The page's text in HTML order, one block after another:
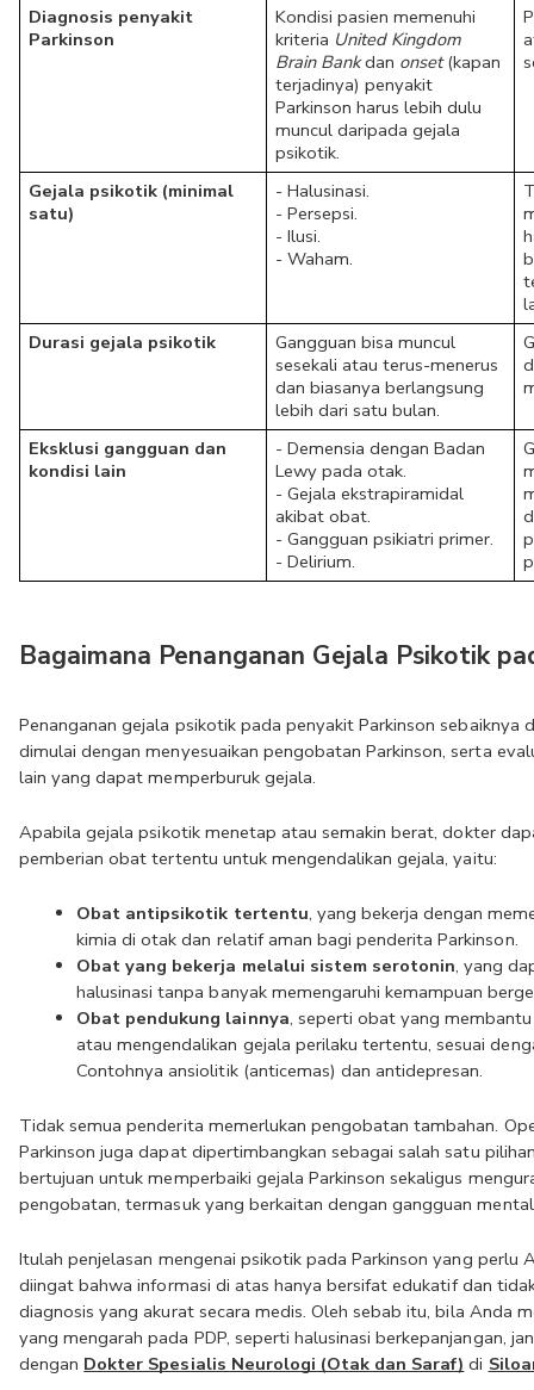
Diagnosis penyakit
Parkinson
Kondisi pasien memenuhi
kriteria United Kingdom
Brain Bank dan onset (kapan
terjadinya) penyakit
Parkinson harus lebih dulu
muncul daripada gejala
psikotik.
Gejala psikotik (minimal
satu)
- Halusinasi.
- Persepsi.
- Ilusi.
- Waham.
Durasi gejala psikotik
Gangguan bisa muncul
sesekali atau terus-menerus
dan biasanya berlangsung
lebih dari satu bulan.
Eksklusi gangguan dan
kondisi lain
- Demensia dengan Badan
Lewy pada otak.
- Gejala ekstrapiramidal
akibat obat.
- Gangguan psikiatri primer.
- Delirium.
Bagaimana Penanganan Gejala Psikotik
Penanganan gejala psikotik pada penyakit Parkinson sebaiknya
dimulai dengan menyesuaikan pengobatan Parkinson, serta
lain yang dapat memperburuk gejala.
Apabila gejala psikotik menetap atau semakin berat, dokter
pemberian obat tertentu untuk mengendalikan gejala, yaitu:
Obat antipsikotik tertentu, yang bekerja dengan
kimia di otak dan relatif aman bagi penderita Parkinson.
Obat yang bekerja melalui sistem serotonin, yang
halusinasi tanpa banyak memengaruhi kemampuan
Obat pendukung lainnya, seperti obat yang
atau mengendalikan gejala perilaku tertentu, sesuai
Contohnya ansiolitik (anticemas) dan antidepresan.
Tidak semua penderita memerlukan pengobatan tambahan.
Parkinson juga dapat dipertimbangkan sebagai salah satu
bertujuan untuk memperbaiki gejala Parkinson sekaligus
pengobatan, termasuk yang berkaitan dengan gangguan
Itulah penjelasan mengenai psikotik pada Parkinson yang perlu
diingat bahwa informasi di atas hanya bersifat edukatif dan
diagnosis yang akurat secara medis. Oleh sebab itu, bila Anda
yang mengarah pada PDP, seperti halusinasi berkepanjangan,
dengan Dokter Spesialis Neurologi (Otak dan Saraf) di